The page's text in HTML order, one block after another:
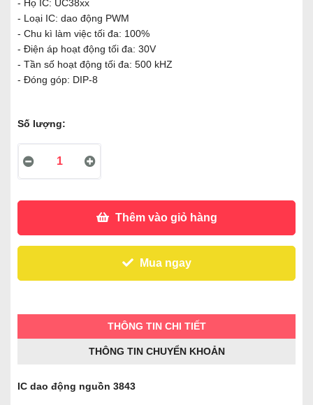
- Họ IC: UC38xx
- Loại IC: dao động PWM
- Chu kì làm việc tối đa: 100%
- Điện áp hoạt động tối đa: 30V
- Tần số hoạt động tối đa: 500 kHZ
- Đóng góp: DIP-8
Số lượng:
Thêm vào giỏ hàng
Mua ngay
THÔNG TIN CHI TIẾT
THÔNG TIN CHUYỂN KHOẢN
IC dao động nguồn 3843